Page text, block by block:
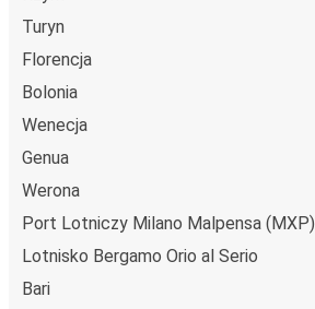
Turyn
Florencja
Bolonia
Wenecja
Genua
Werona
Port Lotniczy Milano Malpensa (MXP)
Lotnisko Bergamo Orio al Serio
Bari